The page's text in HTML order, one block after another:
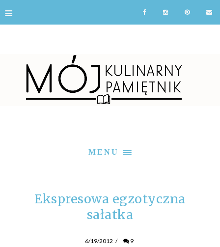
≡
MENU
Ekspresowa egzotyczna
sałatka
6/19/2012 / 9